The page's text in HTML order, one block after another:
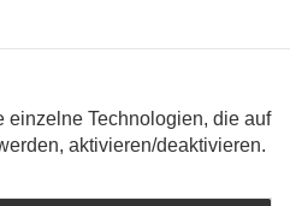
einzelne Technologien, die auf
aktivieren/deaktivieren.